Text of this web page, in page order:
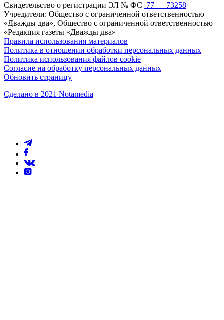
Свидетельство о регистрации ЭЛ № ФС 77 — 73258
Учредители: Общество с ограниченной ответственностью
«Дважды два», Общество с ограниченной ответственностью
«Редакция газеты «Дважды два»
Правила использования материалов
Политика в отношении обработки персональных данных
Политика использования файлов cookie
Согласие на обработку персональных данных
Обновить страницу
Сделано в 2021 Notamedia